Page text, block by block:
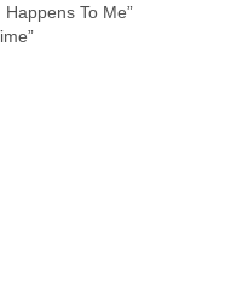
To Me”